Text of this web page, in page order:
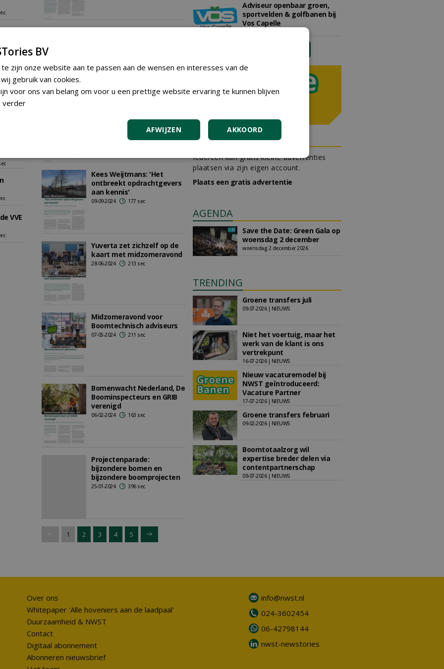
gaat
VVE
Kees Weijtmans: 'Het
ontbreekt opdrachtgevers
aan kennis'
09-09-2024 177 sec
Yuverta zet zichzelf op de
kaart met midzomeravond
28-06-2024 213 sec
Midzomeravond voor
Boomtechnisch adviseurs
07-05-2024 211 sec
Bomenwacht Nederland, De
Boominspecteurs en GRIB
verenigd
06-02-2024 163 sec
Projectenparade:
bijzondere bomen en
bijzondere boomprojecten
25-01-2024 396 sec
1 2 3 4 5
Adviseur openbaar groen,
sportvelden & golfbanen bij
Vos Capelle
GREEN OUTLET
Iedereen kan gratis kleine advertenties
plaatsen via zijn eigen account.
Plaats een gratis advertentie
AGENDA
Save the Date: Green Gala op
woensdag 2 december
woensdag 2 december 2026
TRENDING
Groene transfers juli
09-07-2026 | NIEUWS
Niet het voertuig, maar het
werk van de klant is ons
vertrekpunt
16-07-2026 | NIEUWS
Nieuw vacaturemodel bij
NWST geïntroduceerd:
Vacature Partner
17-07-2026 | NIEUWS
Groene transfers februari
09-02-2026 | NIEUWS
Boomtotaalzorg wil
expertise breder delen via
contentpartnerschap
09-07-2026 | NIEUWS
Over ons
Whitepaper 'Alle hoveniers aan de laadpaal'
Duurzaamheid & NWST
Contact
Digitaal abonnement
Abonneren nieuwsbrief
info@nwst.nl
024-3602454
06-42798144
nwst-newstories
BV
zijn onze website aan te passen aan de wensen en interesses van de
gebruik van cookies.
voor ons van belang om voor u een prettige website ervaring te kunnen blijven
verder
AKKOORD
AFWIJZEN